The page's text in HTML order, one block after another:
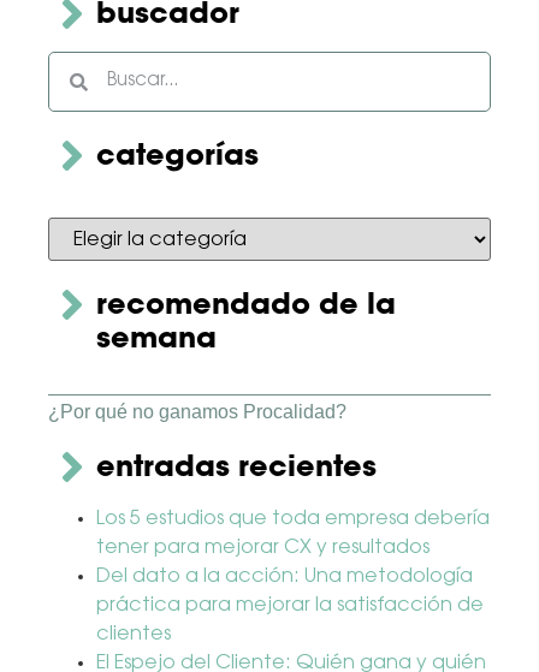
buscador
categorías
recomendado de la
semana
¿Por qué no ganamos Procalidad?
entradas recientes
Los 5 estudios que toda empresa debería
tener para mejorar CX y resultados
Del dato a la acción: Una metodología
práctica para mejorar la satisfacción de
clientes
El Espejo del Cliente: Quién gana y quién